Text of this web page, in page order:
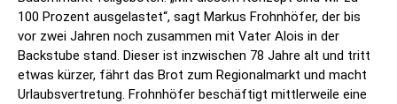
100 Prozent ausgelastet“, sagt Markus Frohnhöfer, der bis
vor zwei Jahren noch zusammen mit Vater Alois in der
Backstube stand. Dieser ist inzwischen 78 Jahre alt und tritt
etwas kürzer, fährt das Brot zum Regionalmarkt und macht
Urlaubsvertretung. Frohnhöfer beschäftigt mittlerweile eine